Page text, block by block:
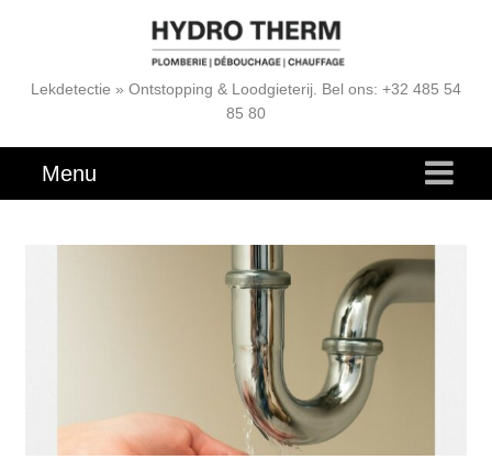
Lekdetectie » Ontstopping & Loodgieterij. Bel ons: +32 485 54
85 80
Menu